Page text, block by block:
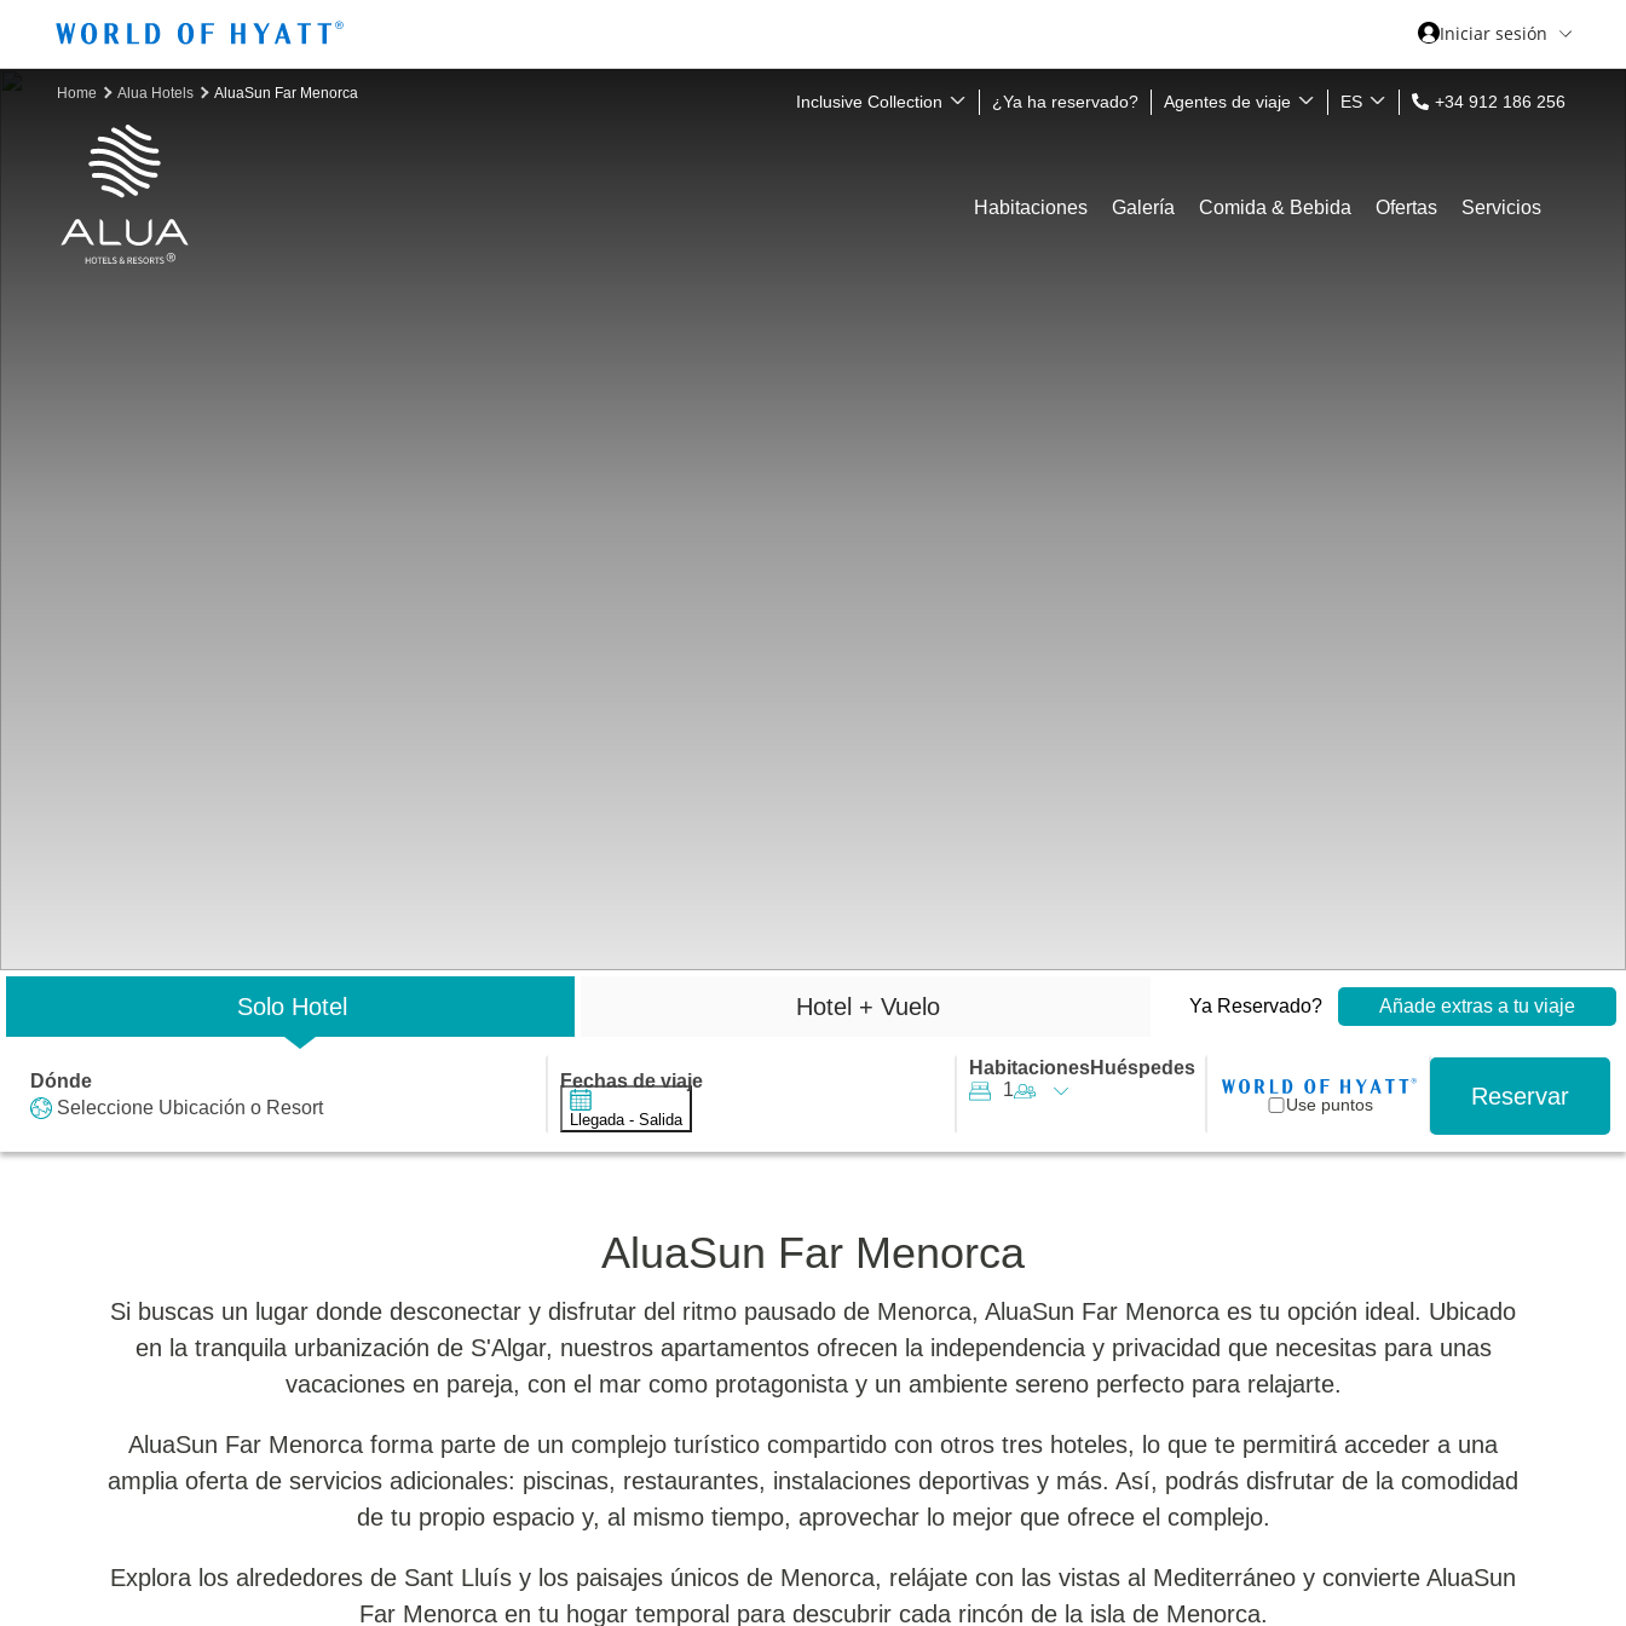
Iniciar sesión
Home Alua Hotels AluaSun Far Menorca Inclusive Collection ¿Ya ha reservado? Agentes de viaje ES +34 912 186 256
Habitaciones Galería Comida & Bebida Ofertas Servicios
Solo Hotel Hotel + Vuelo Ya Reservado? Añade extras a tu viaje
Dónde
Seleccione Ubicación o Resort
Fechas de viaje
Llegada - Salida
HabitacionesHuéspedes
1
Use puntos Reservar
AluaSun Far Menorca
Si buscas un lugar donde desconectar y disfrutar del ritmo pausado de Menorca, AluaSun Far Menorca es tu opción ideal. Ubicado
en la tranquila urbanización de S'Algar, nuestros apartamentos ofrecen la independencia y privacidad que necesitas para unas
vacaciones en pareja, con el mar como protagonista y un ambiente sereno perfecto para relajarte.
AluaSun Far Menorca forma parte de un complejo turístico compartido con otros tres hoteles, lo que te permitirá acceder a una
amplia oferta de servicios adicionales: piscinas, restaurantes, instalaciones deportivas y más. Así, podrás disfrutar de la comodidad
de tu propio espacio y, al mismo tiempo, aprovechar lo mejor que ofrece el complejo.
Explora los alrededores de Sant Lluís y los paisajes únicos de Menorca, relájate con las vistas al Mediterráneo y convierte AluaSun
Far Menorca en tu hogar temporal para descubrir cada rincón de la isla de Menorca.